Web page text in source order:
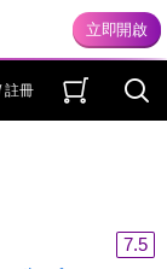
註冊
7.5